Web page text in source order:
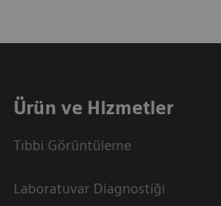
Ürün ve Hizmetler
Tıbbi Görüntüleme
Laboratuvar Diagnostiği